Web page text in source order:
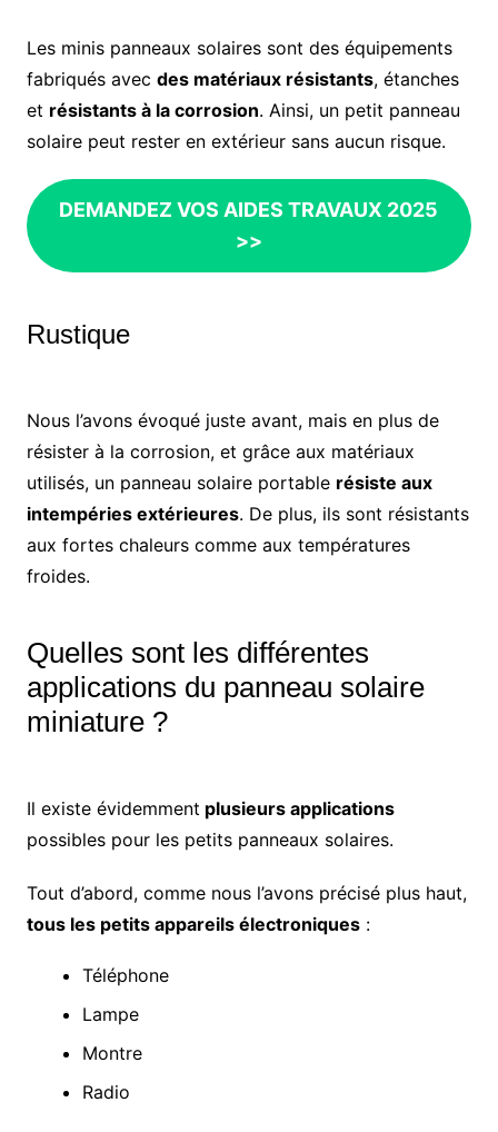
Les minis panneaux solaires sont des équipements
fabriqués avec des matériaux résistants, étanches
et résistants à la corrosion. Ainsi, un petit panneau
solaire peut rester en extérieur sans aucun risque.
DEMANDEZ VOS AIDES TRAVAUX 2025
>>
Rustique
Nous l’avons évoqué juste avant, mais en plus de
résister à la corrosion, et grâce aux matériaux
utilisés, un panneau solaire portable résiste aux
intempéries extérieures. De plus, ils sont résistants
aux fortes chaleurs comme aux températures
froides.
Quelles sont les différentes
applications du panneau solaire
miniature ?
Il existe évidemment plusieurs applications
possibles pour les petits panneaux solaires.
Tout d’abord, comme nous l’avons précisé plus haut,
tous les petits appareils électroniques:
Téléphone
Lampe
Montre
Radio